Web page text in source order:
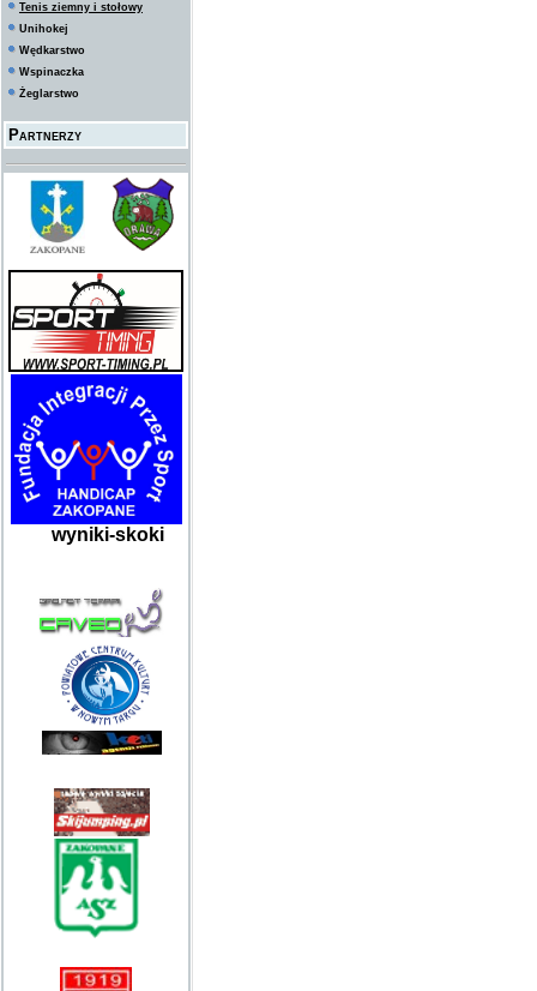
Tenis ziemny i stołowy
Unihokej
Wędkarstwo
Wspinaczka
Żeglarstwo
Partnerzy
wyniki-skoki